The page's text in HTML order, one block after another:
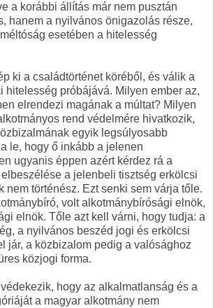
a korábbi állítás már nem pusztán
hanem a nyilvános önigazolás része,
esetében a hitelesség
ki a családtörténet köréből, és válik a
hitelesség próbájává. Milyen ember az,
elrendezi magának a múltat? Milyen
rend védelmére hivatkozik,
egyik legsúlyosabb
le, hogy ő inkább a jelenen
ugyanis éppen azért kérdez rá a
a jelenbeli tisztség erkölcsi
nem történész. Ezt senki sem várja tőle.
volt alkotmánybírósági elnök,
elnök. Tőle azt kell várni, hogy tudja: a
a nyilvános beszéd jogi és erkölcsi
jár, a közbizalom pedig a valósághoz
közjogi forma.
hogy az alkalmatlanság és a
a magyar alkotmány nem